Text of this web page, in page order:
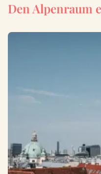
Den Alpenraum